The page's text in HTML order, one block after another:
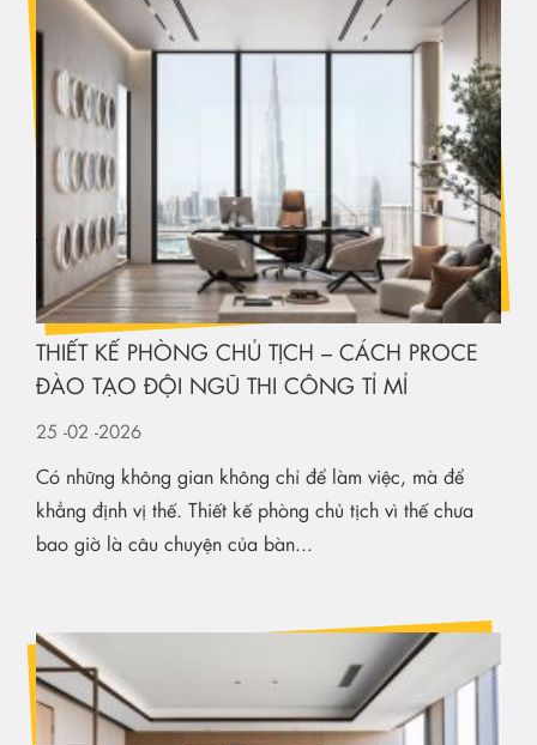
THIẾT KẾ PHÒNG CHỦ TỊCH – CÁCH PROCE
ĐÀO TẠO ĐỘI NGŨ THI CÔNG TỈ MỈ
25 -02 -2026
Có những không gian không chỉ để làm việc, mà để
khẳng định vị thế. Thiết kế phòng chủ tịch vì thế chưa
bao giờ là câu chuyện của bàn...